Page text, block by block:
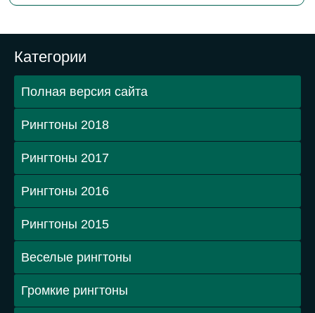
Категории
Полная версия сайта
Рингтоны 2018
Рингтоны 2017
Рингтоны 2016
Рингтоны 2015
Веселые рингтоны
Громкие рингтоны